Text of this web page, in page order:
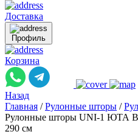
Доставка
Профиль
Корзина
Назад
Главная / Рулонные шторы /
Рулонные шторы UNI-1 ЮТА
290 см